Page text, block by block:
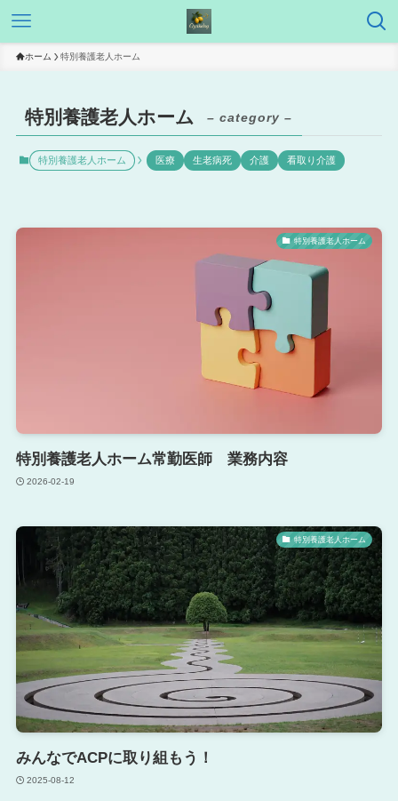
ホーム 特別養護老人ホーム
特別養護老人ホーム – category –
特別養護老人ホーム 医療 生老病死 介護 看取り介護
特別養護老人ホーム
特別養護老人ホーム常勤医師 業務内容
2026-02-19
特別養護老人ホーム
みんなでACPに取り組もう！
2025-08-12